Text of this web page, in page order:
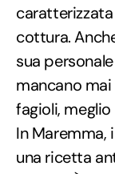
cottura.
sua
mancano mai
fagioli,
In Maremma,
una ricetta